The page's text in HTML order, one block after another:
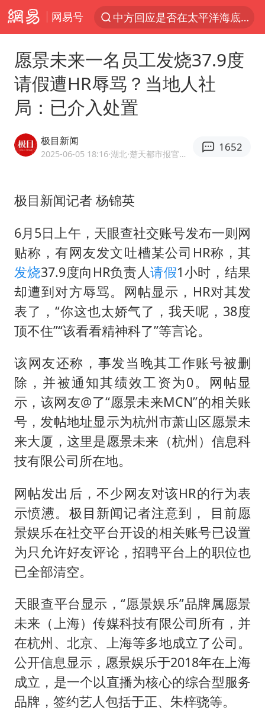
网易号
中方回应是否在太平洋海底开采稀土
佛得角门将亮相智利俱乐部主场
看守所辅警收受10万获刑1年
法国下周开始禁止未经同意的电话营销
首次证实！“胶球”存在
泰国一女公务员妆容引争议 本人回应
女子利用漏洞0元薅走3000多件家电
80后女柜员逆袭成4200亿银行副行长
27岁女子成组织卖淫集团主犯被通缉
吉林一“温度计大楼”读数爆表
24小时不关空调 电费会更低吗
“China Cool”成海外热词
把党建设得更加坚强有力
奋进开新局 实干挑大梁
愿景未来一名员工发烧37.9度
请假遭HR辱骂？当地人社
局：已介入处置
极目新闻
2025-06-05 18:16·湖北 ·楚天都市报官方网易号
1652
极目新闻记者 杨锦英
6月5日上午，天眼查社交账号发布一则网
贴称，有网友发文吐槽某公司HR称，其
发烧37.9度向HR负责人请假1小时，结果
却遭到对方辱骂。网帖显示，HR对其发
表了，“你这也太娇气了，我天呢，38度
顶不住”“该看看精神科了”等言论。
该网友还称，事发当晚其工作账号被删
除，并被通知其绩效工资为0。网帖显
示，该网友@了“愿景未来MCN”的相关账
号，发帖地址显示为杭州市萧山区愿景未
来大厦，这里是愿景未来（杭州）信息科
技有限公司所在地。
网帖发出后，不少网友对该HR的行为表
示愤懑。极目新闻记者注意到， 目前愿
景娱乐在社交平台开设的相关账号已设置
为只允许好友评论，招聘平台上的职位也
已全部清空。
天眼查平台显示，“愿景娱乐”品牌属愿景
未来（上海）传媒科技有限公司所有，并
在杭州、北京、上海等多地成立了公司。
公开信息显示，愿景娱乐于2018年在上海
成立，是一个以直播为核心的综合型服务
品牌，签约艺人包括于正、朱梓骁等。